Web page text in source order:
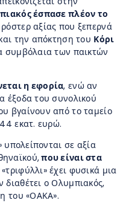
έσπασε πλέον το
αξίας που ξεπερνά
την απόκτηση του Κόρι
συμβόλαια των παικτών
η εφορία, ενώ αν
έξοδα του συνολικού
βγαίνουν από το ταμείο
εκατ. ευρώ.
υπολείπονται σε αξία
που είναι στα
έχει φυσικά μια
ο Ολυμπιακός,
του «ΟΑΚΑ».